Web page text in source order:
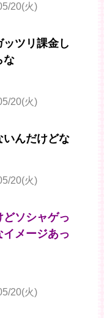
20(火)
ツリ課金し
な
20(火)
いんだけどな
20(火)
ソシャゲっ
メージあっ
20(火)